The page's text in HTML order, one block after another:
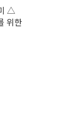
△
위한